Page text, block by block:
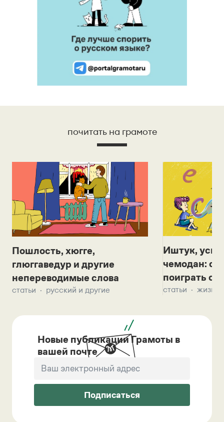
почитать на грамоте
Пошлость, хюгге,
глюггаведур и другие
непереводимые слова
статьи русский и другие
Иштук,
чемодан:
поиграть с
статьи жизнь
Новые публикации Грамоты в
вашей почте
Подписаться